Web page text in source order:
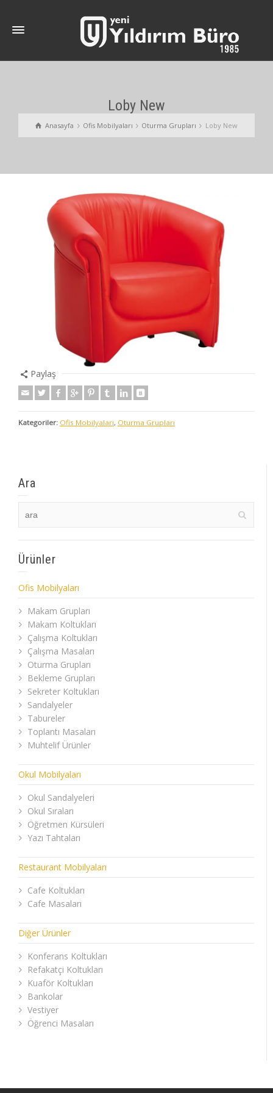
Loby New
Anasayfa Ofis Mobilyaları Oturma Grupları Loby New
Paylaş
Kategoriler: Ofis Mobilyaları, Oturma Grupları
Ara
Ürünler
Ofis Mobilyaları
Makam Grupları
Makam Koltukları
Çalışma Koltukları
Çalışma Masaları
Oturma Grupları
Bekleme Grupları
Sekreter Koltukları
Sandalyeler
Tabureler
Toplantı Masaları
Muhtelif Ürünler
Okul Mobilyaları
Okul Sandalyeleri
Okul Sıraları
Öğretmen Kürsüleri
Yazı Tahtaları
Restaurant Mobilyaları
Cafe Koltukları
Cafe Masaları
Diğer Ürünler
Konferans Koltukları
Refakatçi Koltukları
Kuaför Koltukları
Bankolar
Vestiyer
Öğrenci Masaları